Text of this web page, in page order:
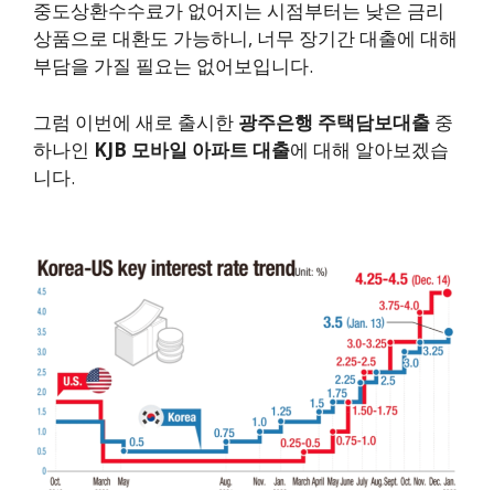
중도상환수수료가 없어지는 시점부터는 낮은 금리
상품으로 대환도 가능하니, 너무 장기간 대출에 대해
부담을 가질 필요는 없어보입니다.
그럼 이번에 새로 출시한 광주은행 주택담보대출 중
하나인 KJB 모바일 아파트 대출에 대해 알아보겠습
니다.